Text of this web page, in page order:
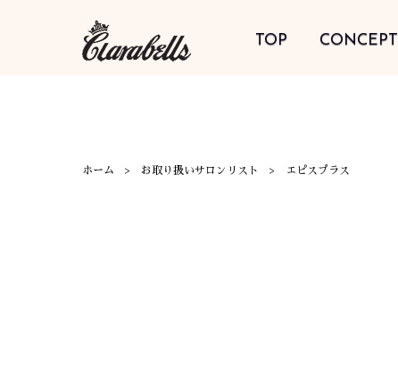
TOP CONCEPT
ホーム お取り扱いサロンリスト エピスプラス